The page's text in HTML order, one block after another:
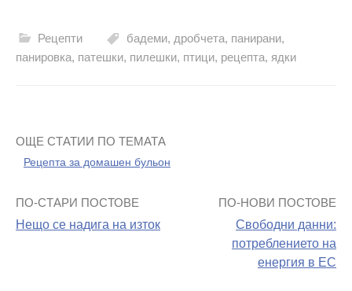
Рецепти бадеми, дробчета, панирани,
панировка, патешки, пилешки, птици, рецепта, ядки
ОЩЕ СТАТИИ ПО ТЕМАТА
Рецепта за домашен бульон
Навигация
ПО-СТАРИ ПОСТОВЕ
Нещо се надига на изток
ПО-НОВИ ПОСТОВЕ
Свободни данни:
потреблението на
енергия в ЕС